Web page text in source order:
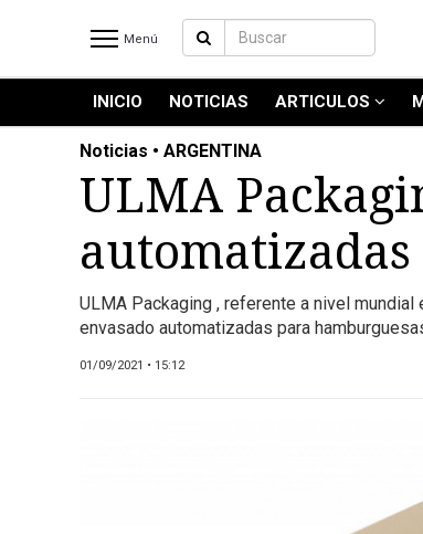
NOTICIAS RECIENTES
NOTICIAS
ARTICULOS
PRODUCCIÓN
PRODUCTO
MARKETPLACE
Menú
INICIO NOTICIAS ARTICULOS
Noticias • ARGENTINA
ULMA
automatizadas
ULMA Packaging , referente a nivel
envasado automatizadas para
01/09/2021 • 15:12